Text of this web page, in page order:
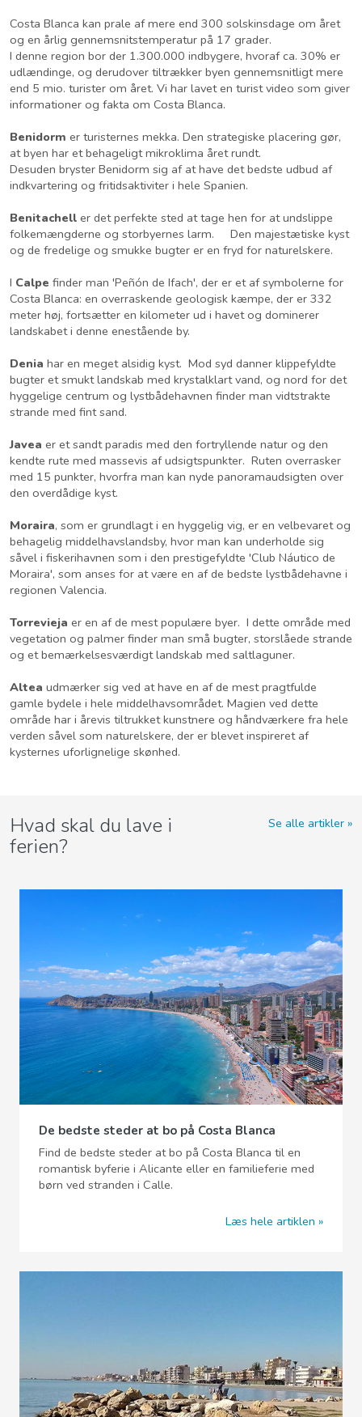
Costa Blanca kan prale af mere end 300 solskinsdage om året
og en årlig gennemsnitstemperatur på 17 grader.
I denne region bor der 1.300.000 indbygere, hvoraf ca. 30% er
udlændinge, og derudover tiltrækker byen gennemsnitligt mere
end 5 mio. turister om året. Vi har lavet en turist video som giver
informationer og fakta om Costa Blanca.
Benidorm er turisternes mekka. Den strategiske placering gør,
at byen har et behageligt mikroklima året rundt.
Desuden bryster Benidorm sig af at have det bedste udbud af
indkvartering og fritidsaktiviter i hele Spanien.
Benitachell er det perfekte sted at tage hen for at undslippe
folkemængderne og storbyernes larm. Den majestætiske kyst
og de fredelige og smukke bugter er en fryd for naturelskere.
I Calpe finder man 'Peñón de Ifach', der er et af symbolerne for
Costa Blanca: en overraskende geologisk kæmpe, der er 332
meter høj, fortsætter en kilometer ud i havet og dominerer
landskabet i denne enestående by.
Denia har en meget alsidig kyst. Mod syd danner klippefyldte
bugter et smukt landskab med krystalklart vand, og nord for det
hyggelige centrum og lystbådehavnen finder man vidtstrakte
strande med fint sand.
Javea er et sandt paradis med den fortryllende natur og den
kendte rute med massevis af udsigtspunkter. Ruten overrasker
med 15 punkter, hvorfra man kan nyde panoramaudsigten over
den overdådige kyst.
Moraira, som er grundlagt i en hyggelig vig, er en velbevaret og
behagelig middelhavslandsby, hvor man kan underholde sig
såvel i fiskerihavnen som i den prestigefyldte 'Club Náutico de
Moraira', som anses for at være en af de bedste lystbådehavne i
regionen Valencia.
Torrevieja er en af de mest populære byer. I dette område med
vegetation og palmer finder man små bugter, storslåede strande
og et bemærkelsesværdigt landskab med saltlaguner.
Altea udmærker sig ved at have en af de mest pragtfulde
gamle bydele i hele middelhavsområdet. Magien ved dette
område har i årevis tiltrukket kunstnere og håndværkere fra hele
verden såvel som naturelskere, der er blevet inspireret af
kysternes uforlignelige skønhed.
Hvad skal du lave i
ferien?
Se alle artikler
De bedste steder at bo på Costa Blanca
Find de bedste steder at bo på Costa Blanca til en
romantisk byferie i Alicante eller en familieferie med
børn ved stranden i Calle.
Læs hele artiklen